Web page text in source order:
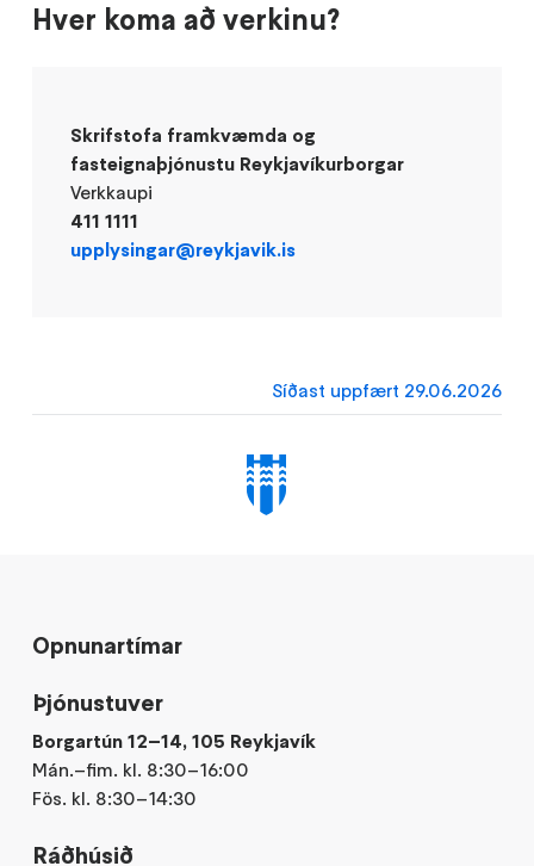
Hver koma að verkinu?
Skrifstofa framkvæmda og
fasteignaþjónustu Reykjavíkurborgar
Verkkaupi
411 1111
upplysingar@reykjavik.is
Síðast uppfært 29.06.2026
Opnunartímar
Þjónustuver
Borgartún 12–14, 105 Reykjavík
Mán.–fim. kl. 8:30–16:00
Fös. kl. 8:30–14:30
Ráðhúsið